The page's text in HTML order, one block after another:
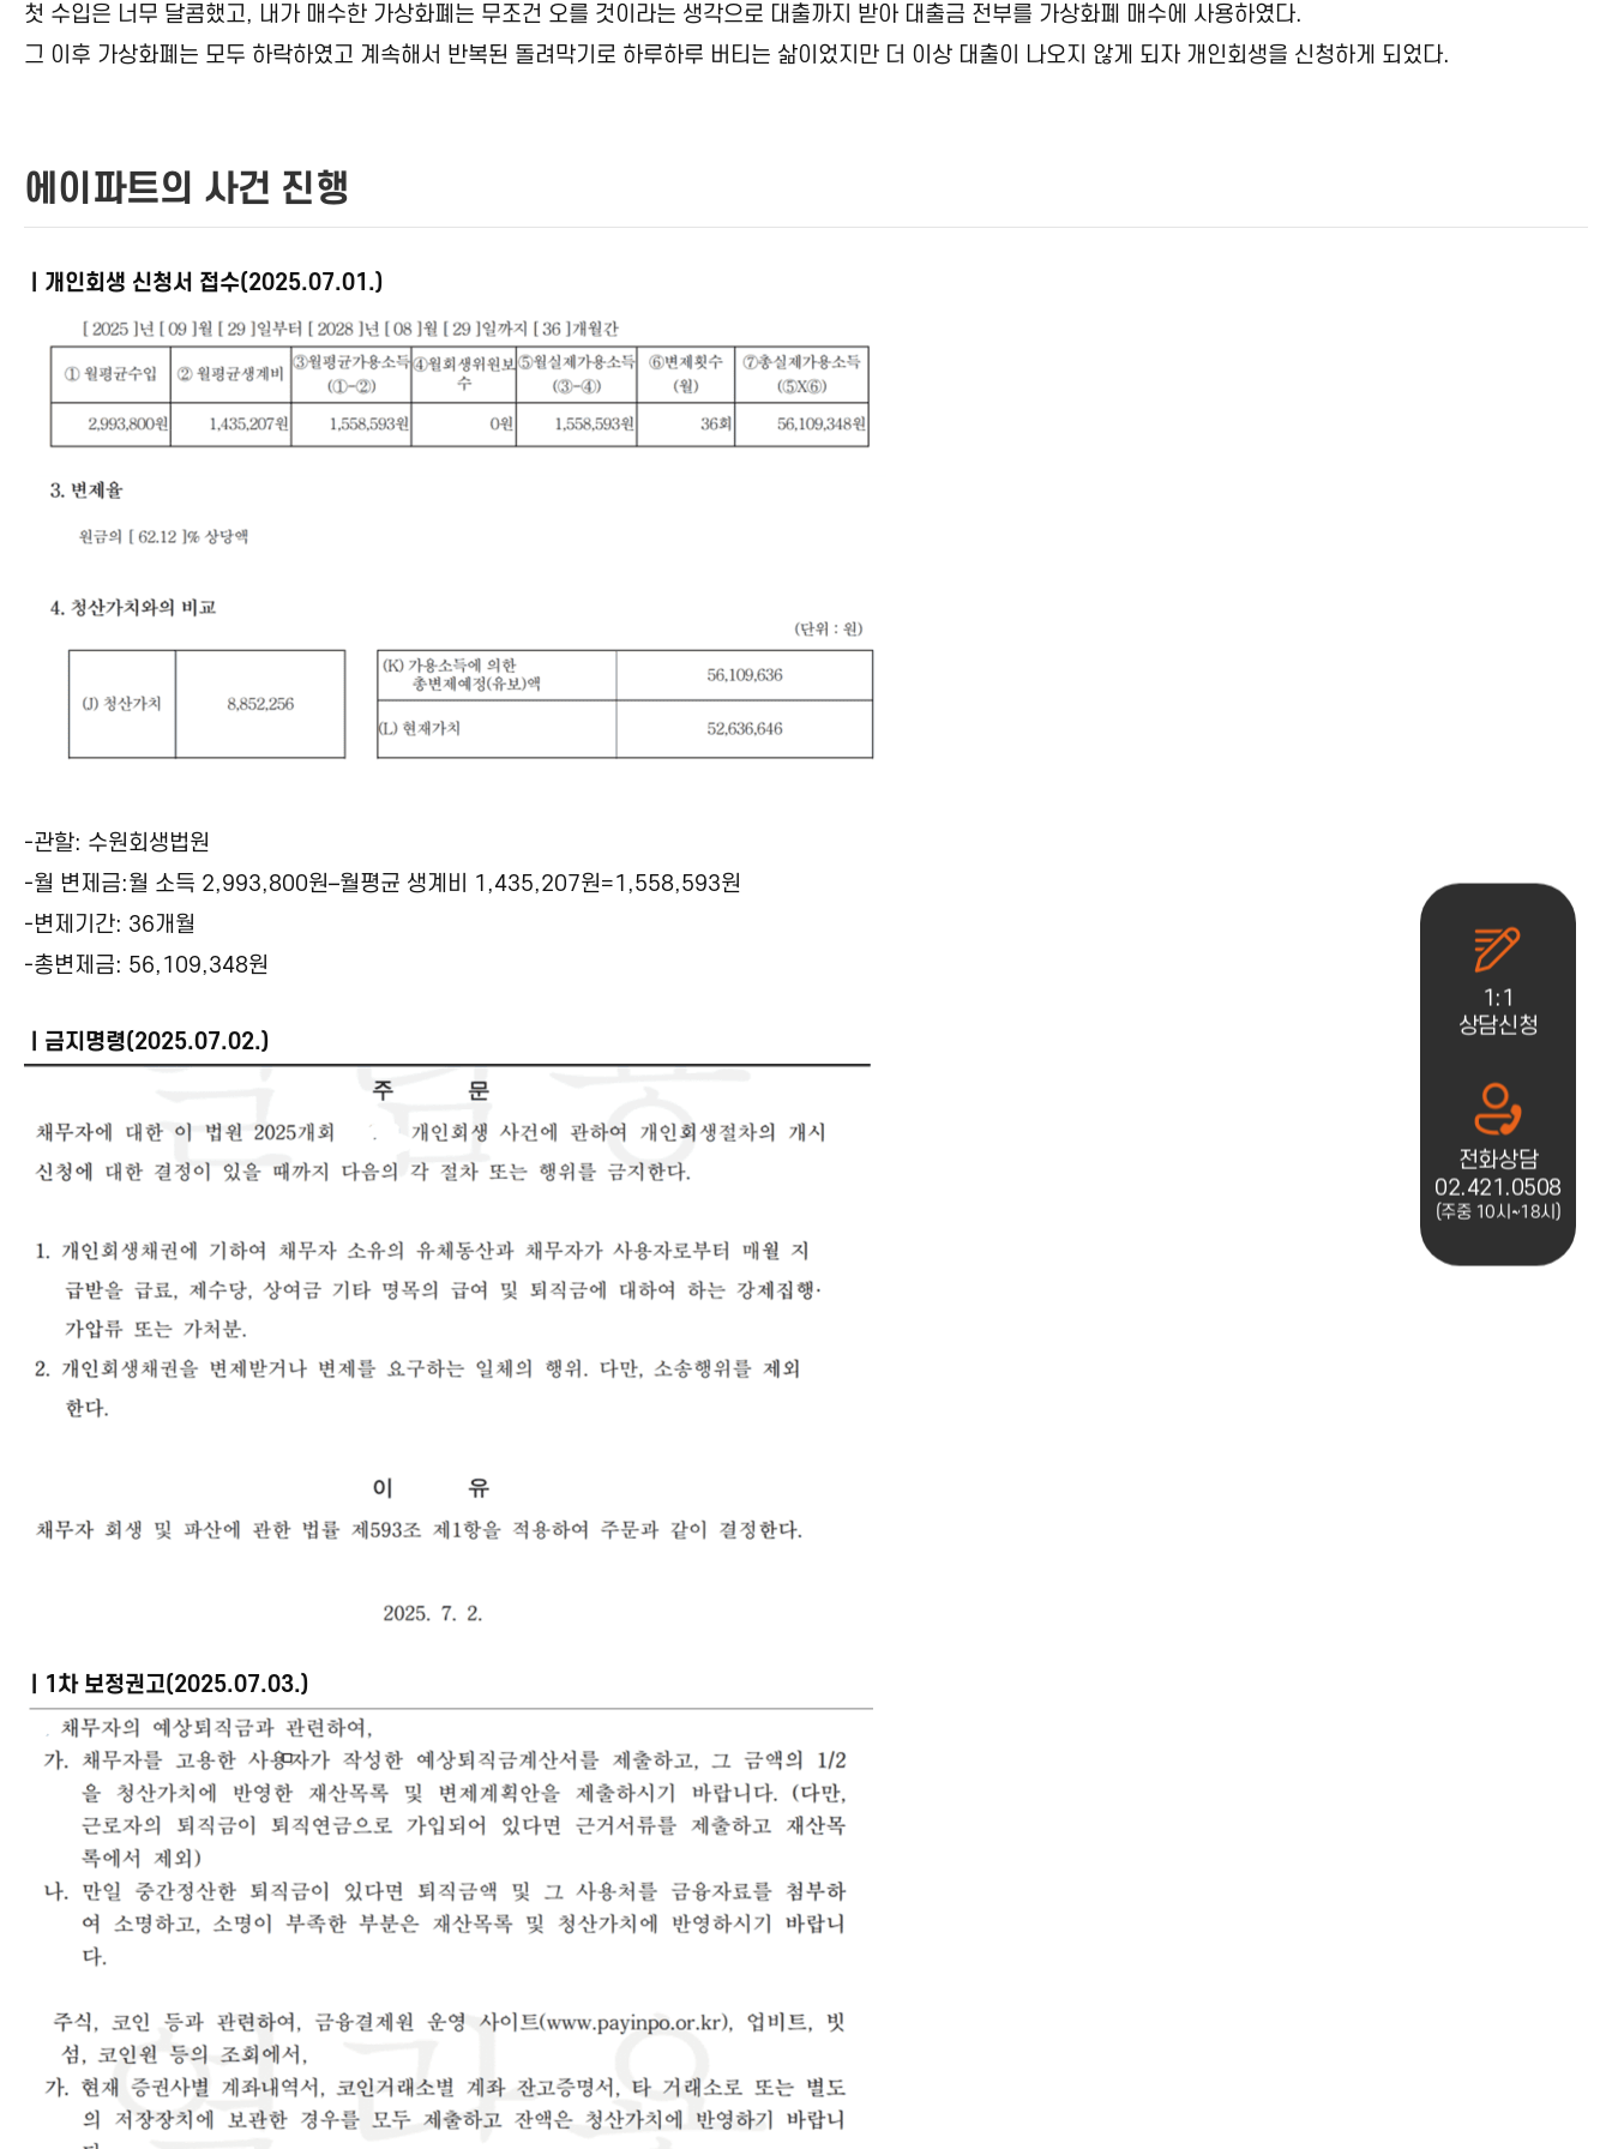
첫 수입은 너무 달콤했고, 내가 매수한 가상화폐는 무조건 오를 것이라는 생각으로 대출까지 받아 대출금 전부를 가상화폐 매수에 사용하였다.
그 이후 가상화폐는 모두 하락하였고 계속해서 반복된 돌려막기로 하루하루 버티는 삶이었지만 더 이상 대출이 나오지 않게 되자 개인회생을 신청하게 되었다.
에이파트의 사건 진행
ㅣ개인회생 신청서 접수(2025.07.01.)
-관할: 수원회생법원
-월 변제금:월 소득 2,993,800원–월평균 생계비 1,435,207원=1,558,593원
-변제기간: 36개월
-총변제금: 56,109,348원
ㅣ금지명령(2025.07.02.)
ㅣ1차 보정권고(2025.07.03.)
1:1
상담신청
전화상담
02.421.0508
(주중 10시~18시)